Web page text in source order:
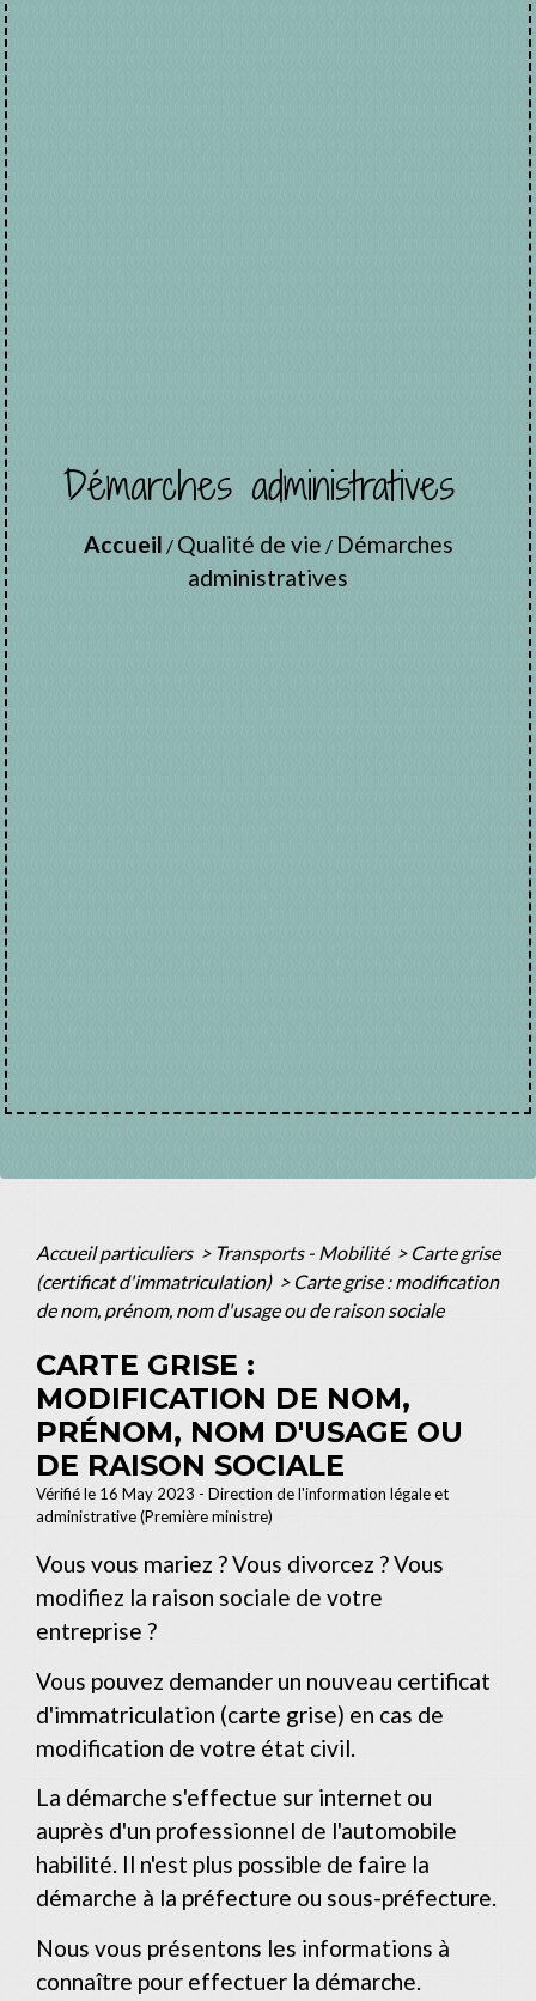
Démarches administratives
Accueil / Qualité de vie / Démarches
administratives
Accueil particuliers > Transports - Mobilité > Carte grise
(certificat d'immatriculation) > Carte grise : modification
de nom, prénom, nom d'usage ou de raison sociale
CARTE GRISE :
MODIFICATION DE NOM,
PRÉNOM, NOM D'USAGE OU
DE RAISON SOCIALE
Vérifié le 16 May 2023 - Direction de l'information légale et
administrative (Première ministre)
Vous vous mariez ? Vous divorcez ? Vous
modifiez la raison sociale de votre
entreprise ?
Vous pouvez demander un nouveau certificat
d'immatriculation (carte grise) en cas de
modification de votre état civil.
La démarche s'effectue sur internet ou
auprès d'un professionnel de l'automobile
habilité. Il n'est plus possible de faire la
démarche à la préfecture ou sous-préfecture.
Nous vous présentons les informations à
connaître pour effectuer la démarche.